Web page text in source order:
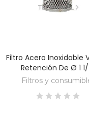
DESCUBRE
Filtro Acero Inoxidable
Retención De Ø 1
Filtros y